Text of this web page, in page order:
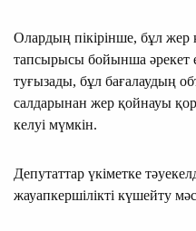
Олардың пікірінше, бұл
тапсырысы бойынша әрекет
туғызады, бұл бағалаудың
салдарынан жер қойнауы
келуі мүмкін.
Депутаттар үкіметке
жауапкершілікті күшейту